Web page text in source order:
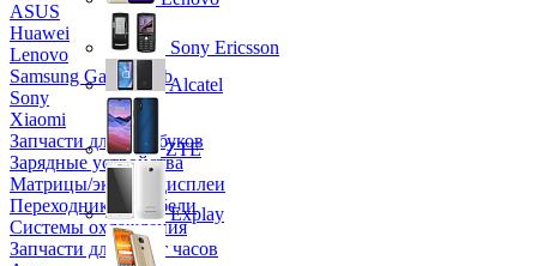
ASUS
Huawei
Lenovo
Samsung Galaxy Tab
Sony
Xiaomi
Запчасти для ноутбуков
Зарядные устройства
Матрицы/экраны/дисплеи
Переходники и кабели
Системы охлаждения
Запчасти для смарт часов
Sony Ericsson
Alcatel
ZTE
Explay